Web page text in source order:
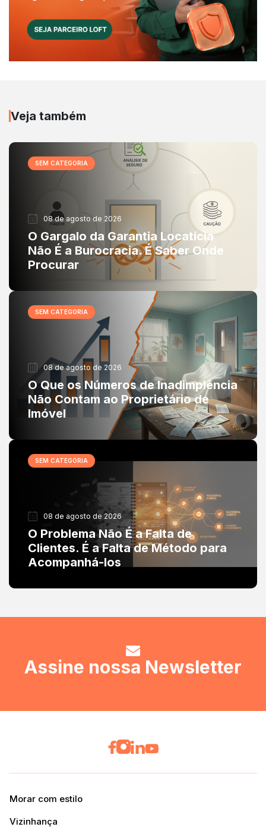
Veja também
SEM CATEGORIA
08 de agosto de 2026
O Gargalo da Garantia Locatícia
Não É a Burocracia. É Saber Onde
Procurar
SEM CATEGORIA
08 de agosto de 2026
O Que os Números de Inadimplência
Não Contam ao Proprietário de
Imóvel
SEM CATEGORIA
08 de agosto de 2026
O Problema Não É a Falta de
Clientes. É a Falta de Método para
Acompanhá-los
Assine nossa Newsletter
Morar com estilo
Vizinhança